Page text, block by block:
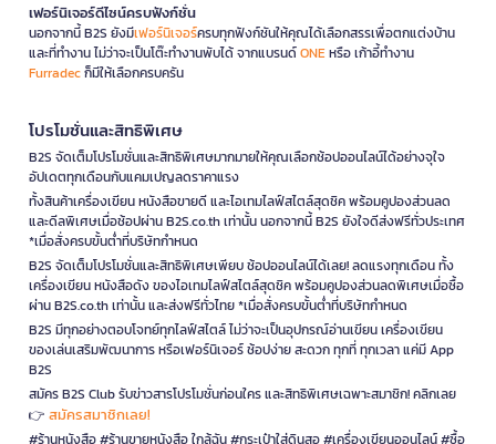
เฟอร์นิเจอร์ดีไซน์ครบฟังก์ชั่น
นอกจากนี้ B2S ยังมีเฟอร์นิเจอร์ครบทุกฟังก์ชันให้คุณได้เลือกสรรเพื่อตกแต่งบ้าน
และที่ทำงาน ไม่ว่าจะเป็นโต๊ะทำงานพับได้ จากแบรนด์ONEหรือ เก้าอี้ทำงาน
Furradecก็มีให้เลือกครบครัน
โปรโมชั่นและสิทธิพิเศษ
B2S จัดเต็มโปรโมชั่นและสิทธิพิเศษมากมายให้คุณเลือกช้อปออนไลน์ได้อย่างจุใจ
อัปเดตทุกเดือนกับแคมเปญลดราคาแรง
ทั้งสินค้าเครื่องเขียน หนังสือขายดี และไอเทมไลฟ์สไตล์สุดชิค พร้อมคูปองส่วนลด
และดีลพิเศษเมื่อช้อปผ่าน B2S.co.th เท่านั้น นอกจากนี้ B2S ยังใจดีส่งฟรีทั่วประเทศ
*เมื่อสั่งครบขั้นต่ำที่บริษัทกำหนด
B2S จัดเต็มโปรโมชั่นและสิทธิพิเศษเพียบ ช้อปออนไลน์ได้เลย! ลดแรงทุกเดือน ทั้ง
เครื่องเขียน หนังสือดัง ของไอเทมไลฟ์สไตล์สุดชิค พร้อมคูปองส่วนลดพิเศษเมื่อซื้อ
ผ่าน B2S.co.th เท่านั้น และส่งฟรีทั่วไทย *เมื่อสั่งครบขั้นต่ำที่บริษัทกำหนด
B2S มีทุกอย่างตอบโจทย์ทุกไลฟ์สไตล์ ไม่ว่าจะเป็นอุปกรณ์อ่านเขียน เครื่องเขียน
ของเล่นเสริมพัฒนาการ หรือเฟอร์นิเจอร์ ช้อปง่าย สะดวก ทุกที่ ทุกเวลา แค่มี App
B2S
สมัคร B2S Club รับข่าวสารโปรโมชั่นก่อนใคร และสิทธิพิเศษเฉพาะสมาชิก! คลิกเลย
👉 สมัครสมาชิกเลย!
#ร้านหนังสือ #ร้านขายหนังสือ ใกล้ฉัน #กระเป๋าใส่ดินสอ #เครื่องเขียนออนไลน์ #ซื้อ